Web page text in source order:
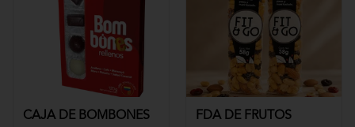
CAJA DE BOMBONES
FDA DE FRUTOS